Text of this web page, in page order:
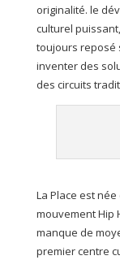
originalité. le
culturel
toujours reposé
inventer des
des circuits
La Place est née
mouvement Hip
manque de
premier centre